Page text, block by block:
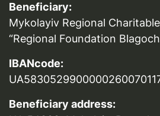
Beneficiary:
Mykolayiv Regional
“Regional Foundation
IBANcode:
Beneficiary address: